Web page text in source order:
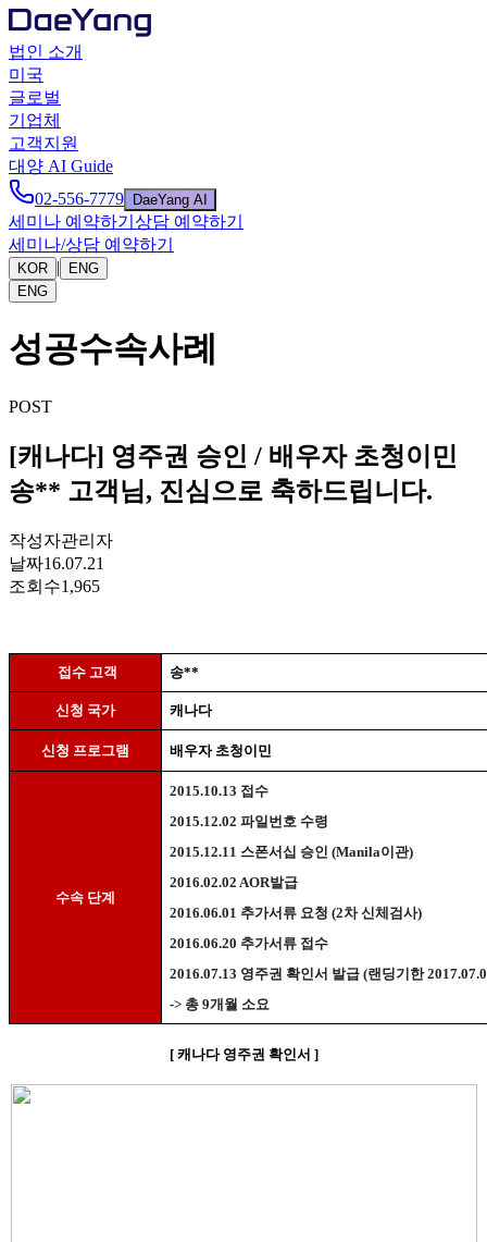
법인 소개
미국
글로벌
기업체
고객지원
대양 AI Guide
02-556-7779
DaeYang AI
세미나 예약하기 상담 예약하기
세미나/상담 예약하기
KOR |
ENG
ENG
성공수속사례
POST
[캐나다] 영주권 승인 / 배우자 초청이민
송** 고객님, 진심으로 축하드립니다.
작성자관리자
날짜16.07.21
조회수1,965
접수 고객 송**
신청 국가 캐나다
신청 프로그램 배우자 초청이민
수속 단계
2015.10.13 접수
2015.12.02파일번호 수령
2015.12.11 스폰서십 승인 (Manila이관)
2016.02.02 AOR발급
2016.06.01 추가서류 요청 (2차 신체검사)
2016.06.20 추가서류 접수
2016.07.13 영주권 확인서 발급(랜딩기한
-> 총9개월 소요
[ 캐나다 영주권 확인서 ]